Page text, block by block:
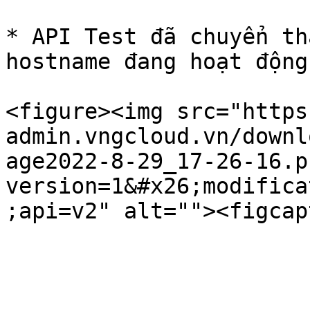
* API Test đã chuyển
hostname đang hoạt
<figure><img
admin.vngcloud.vn/
age2022-8-29_17-26-